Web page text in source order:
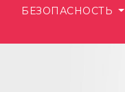
БЕЗОПАСНОСТЬ